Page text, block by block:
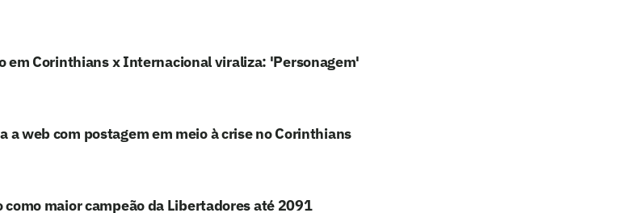
em Corinthians x Internacional viraliza: 'Personagem'
a web com postagem em meio à crise no Corinthians
maior campeão da Libertadores até 2091